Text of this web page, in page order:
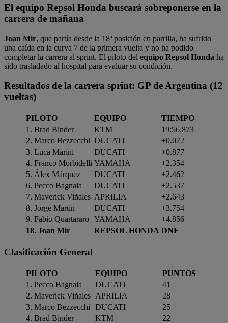
El equipo Repsol Honda buscará sobreponerse en la
carrera de mañana
Joan Mir, que partía desde la 18ª posición en parrilla, ha sufrido
una caída en la curva 7 de la primera vuelta y no ha podido
completar la carrera al sprint. El piloto del equipo Repsol Honda ha
sido trasladado al hospital para evaluar su condición.
Resultados de la carrera sprint: GP de Argentina (12
vueltas)
PILOTO EQUIPO
TIEMPO
1. Brad Binder
KTM
19:56.873
2. Marco Bezzecchi DUCATI
+0.072
3. Luca Marini
DUCATI
+0.877
4. Franco Morbidelli YAMAHA
+2.354
5. Álex Márquez
DUCATI
+2.462
6. Pecco Bagnaia
DUCATI
+2.537
7. Maverick Viñales APRILIA
+2.643
8. Jorge Martín
DUCATI
+3.754
9. Fabio Quartararo YAMAHA
+4.856
18. Joan Mir
REPSOL HONDA DNF
Clasificación General
PILOTO EQUIPO
PUNTOS
1. Pecco Bagnaia
DUCATI
41
2. Maverick Viñales APRILIA
28
3. Marco Bezzecchi
DUCATI
25
4. Brad Binder
KTM
22